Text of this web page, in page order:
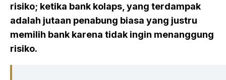
risiko; ketika bank kolaps, yang terdampak
adalah jutaan penabung biasa yang justru
memilih bank karena tidak ingin menanggung
risiko.